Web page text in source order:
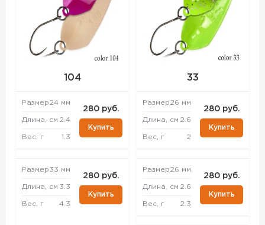
104
Размер24 мм
Длина, см 2.4
Вес, г 1.3
280 руб.
Купить
Размер33 мм
Длина, см 3.3
Вес, г 4.3
280 руб.
Купить
33
Размер26 мм
Длина, см 2.6
Вес, г 2
280 руб.
Купить
Размер26 мм
Длина, см 2.6
Вес, г 2.3
280 руб.
Купить